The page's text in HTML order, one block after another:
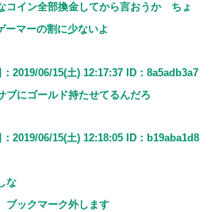
コイン全部換金してから言おうか ちょ
ーマーの割に少ないよ
2019/06/15(土) 12:17:37 ID：8a5adb3a7
ブにゴールド持たせてるんだろ
2019/06/15(土) 12:18:05 ID：b19aba1d8
な
ブックマーク外します